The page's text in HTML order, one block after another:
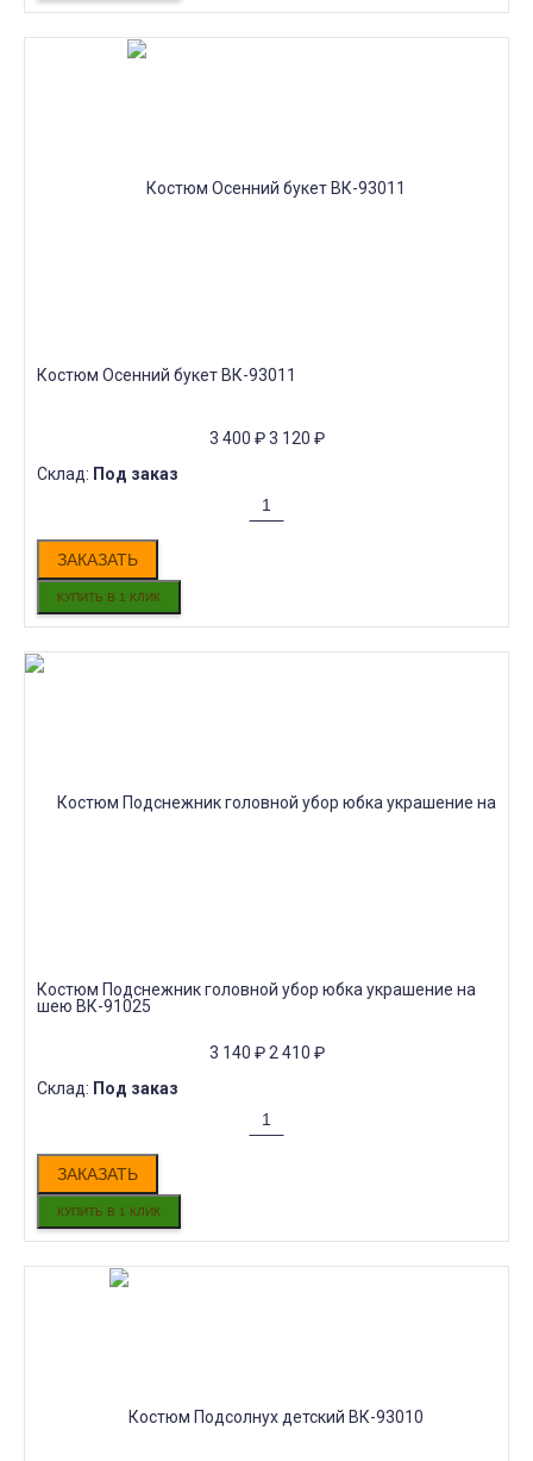
Костюм Осенний букет ВК-93011
3 400 ₽ 3 120 ₽
Склад: Под заказ
ЗАКАЗАТЬ
Костюм Подснежник головной убор юбка украшение на
шею ВК-91025
3 140 ₽ 2 410 ₽
Склад: Под заказ
ЗАКАЗАТЬ